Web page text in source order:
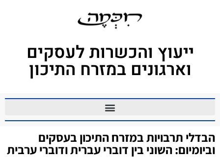
ייעוץ והכשרות לעסקים
וארגונים במזרח התיכון
הבדלי תרבויות במזרח התיכון בעסקים
וביומיום: השוני בין דוברי עברית ודוברי ערבית